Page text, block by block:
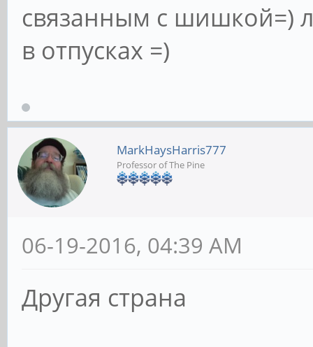
связанным с шишкой=)
в отпусках =)
MarkHaysHarris777
Professor of The Pine
06-19-2016, 04:39 AM
Другая страна